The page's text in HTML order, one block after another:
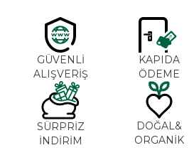
GÜVENLİ
ALIŞVERİŞ
KAPIDA
ÖDEME
SÜRPRİZ
İNDİRİM
DOĞAL&
ORGANİK